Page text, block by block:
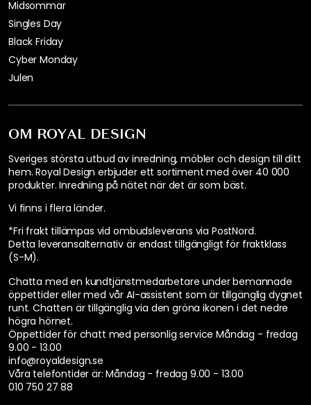
OM ROYAL DESIGN
Sveriges största utbud av inredning, möbler och design till ditt
hem. Royal Design erbjuder ett sortiment med över 40 000
produkter. Inredning på nätet när det är som bäst.
Vi finns i flera länder.
*Fri frakt tillämpas vid ombudsleverans via PostNord.
Detta leveransalternativ är endast tillgängligt för fraktklass
(S-M).
Chatta med en kundtjänstmedarbetare under bemannade
öppettider eller med vår AI-assistent som är tillgänglig dygnet
runt. Chatten är tillgänglig via den gröna ikonen i det nedre
högra hörnet.
Öppettider för chatt med personlig service Måndag - fredag
9.00 - 13.00
info@royaldesign.se
Våra telefontider är: Måndag - fredag 9.00 - 13.00
010 750 27 88
Midsommar
Singles Day
Black Friday
Cyber Monday
Julen